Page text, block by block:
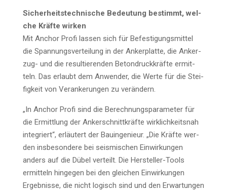
Sicher­heits­tech­ni­sche Bedeu­tung bestimmt, wel­
che Kräf­te wirken
Mit Anchor Pro­fi las­sen sich für Befes­ti­gungs­mit­tel
die Span­nungs­ver­tei­lung in der Anker­plat­te, die Anker­
zug- und die resul­tie­ren­den Beton­druck­kräf­te ermit­
teln. Das erlaubt dem Anwen­der, die Wer­te für die Stei­
fig­keit von Ver­an­ke­run­gen zu verändern.
„In Anchor Pro­fi sind die Berech­nungs­pa­ra­me­ter für
die Ermitt­lung der Anker­schnitt­kräf­te wirk­lich­keits­nah
inte­griert“, erläu­tert der Bau­in­ge­nieur. „Die Kräf­te wer­
den ins­be­son­de­re bei seis­mi­schen Ein­wir­kun­gen
anders auf die Dübel ver­teilt. Die Her­stel­ler-Tools
ermit­teln hin­ge­gen bei den glei­chen Ein­wir­kun­gen
Ergeb­nis­se, die nicht logisch sind und den Erwar­tun­gen